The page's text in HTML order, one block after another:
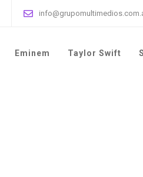
Eminem Taylor Swift